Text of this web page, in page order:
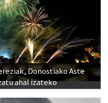
Donostiako Aste
ahal izateko